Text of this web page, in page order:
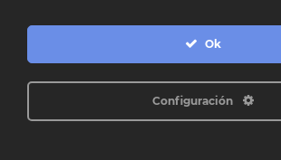
PROGRAMACIÓ INFOACTIVA'T
Ok
Configuración